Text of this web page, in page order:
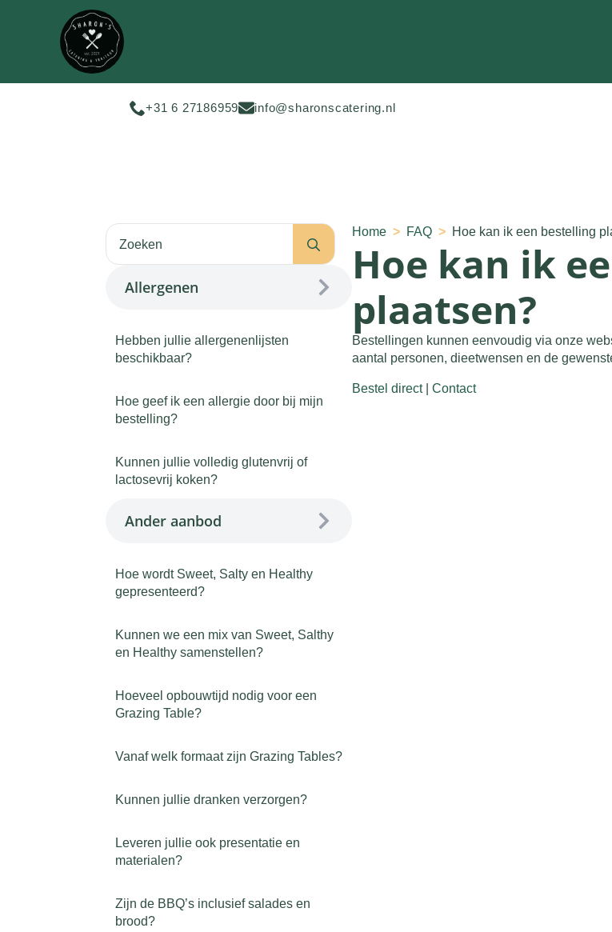
+31 6 27186959 info@sharonscatering.nl
Search
Allergenen
Hebben jullie allergenenlijsten
beschikbaar?
Hoe geef ik een allergie door bij mijn
bestelling?
Kunnen jullie volledig glutenvrij of
lactosevrij koken?
Ander aanbod
Hoe wordt Sweet, Salty en Healthy
gepresenteerd?
Kunnen we een mix van Sweet, Salthy
en Healthy samenstellen?
Hoeveel opbouwtijd nodig voor een
Grazing Table?
Vanaf welk formaat zijn Grazing Tables?
Kunnen jullie dranken verzorgen?
Leveren jullie ook presentatie en
materialen?
Zijn de BBQ’s inclusief salades en
brood?
Home FAQ Hoe kan ik een bestelling
Hoe kan ik
plaatsen?
Bestellingen kunnen eenvoudig via onze
aantal personen, dieetwensen en de
Bestel direct| Contact